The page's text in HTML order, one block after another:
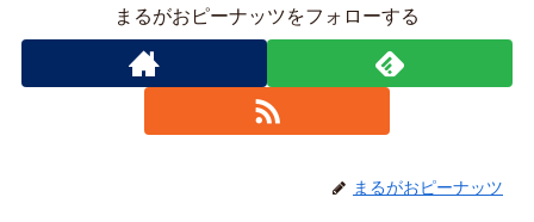
まるがおピーナッツをフォローする
まるがおピーナッツ